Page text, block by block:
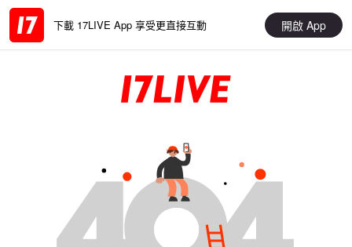
下載 17LIVE App 享受更直接互動 開啟 App